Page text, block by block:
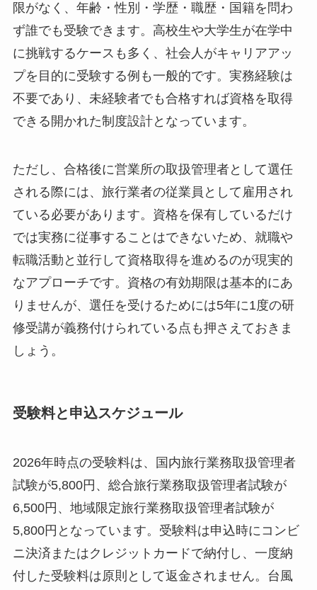
限がなく、年齢・性別・学歴・職歴・国籍を問わ
ず誰でも受験できます。高校生や大学生が在学中
に挑戦するケースも多く、社会人がキャリアアッ
プを目的に受験する例も一般的です。実務経験は
不要であり、未経験者でも合格すれば資格を取得
できる開かれた制度設計となっています。
ただし、合格後に営業所の取扱管理者として選任
される際には、旅行業者の従業員として雇用され
ている必要があります。資格を保有しているだけ
では実務に従事することはできないため、就職や
転職活動と並行して資格取得を進めるのが現実的
なアプローチです。資格の有効期限は基本的にあ
りませんが、選任を受けるためには5年に1度の研
修受講が義務付けられている点も押さえておきま
しょう。
受験料と申込スケジュール
2026年時点の受験料は、国内旅行業務取扱管理者
試験が5,800円、総合旅行業務取扱管理者試験が
6,500円、地域限定旅行業務取扱管理者試験が
5,800円となっています。受験料は申込時にコンビ
ニ決済またはクレジットカードで納付し、一度納
付した受験料は原則として返金されません。台風